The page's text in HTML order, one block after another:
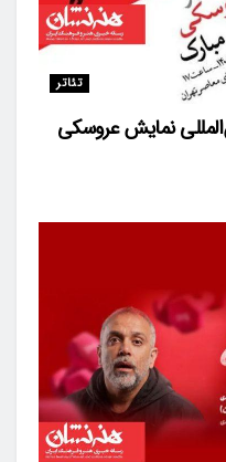
تئاتر
نمایش عروسکی